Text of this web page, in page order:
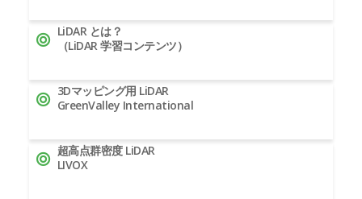
LiDAR とは？
（LiDAR 学習コンテンツ）
3Dマッピング用 LiDAR
GreenValley International
超高点群密度 LiDAR
LIVOX